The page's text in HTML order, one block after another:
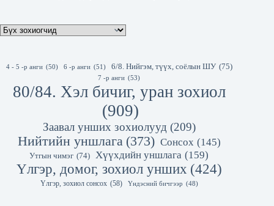
4 - 5 -р анги (50) 6 -р анги (51) 6/8. Нийгэм, түүх, соёлын ШУ (75)
7 -р анги (53)
80/84. Хэл бичиг, уран зохиол
(909)
Заавал унших зохиолууд (209)
Нийтийн уншлага (373) Сонсох (145)
Утгын чимэг (74) Хүүхдийн уншлага (159)
Үлгэр, домог, зохиол унших (424)
Үлгэр, зохиол сонсох (58) Үндэсний бичгээр (48)